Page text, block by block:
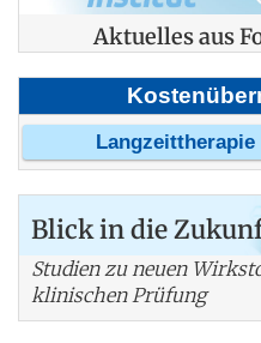
Aktuelles aus
Blick in die
Studien zu neuen
klinischen Prüfung